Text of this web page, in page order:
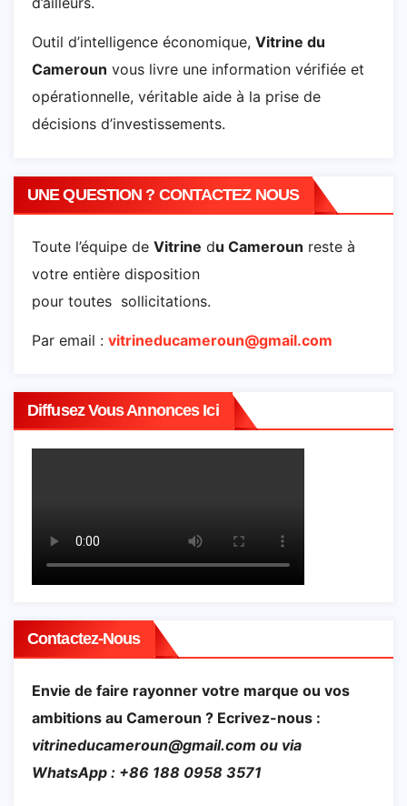
Outil d’intelligence économique, Vitrine du
Cameroun vous livre une information vérifiée et
opérationnelle, véritable aide à la prise de
décisions d’investissements.
UNE QUESTION ? CONTACTEZ NOUS
Toute l’équipe de Vitrine du Cameroun reste à
votre entière disposition
pour toutes sollicitations.
Par email : vitrineducameroun@gmail.com
Diffusez Vous Annonces Ici
Contactez-Nous
Envie de faire rayonner votre marque ou vos
ambitions au Cameroun ? Ecrivez-nous :
vitrineducameroun@gmail.com ou via
WhatsApp : +86 188 0958 3571